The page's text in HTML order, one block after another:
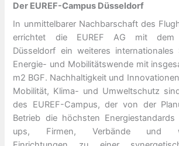
Der EUREF-Campus Düsseldorf
In unmittelbarer Nachbarschaft des
errichtet die EUREF AG mit dem
Düsseldorf ein weiteres internationales
Energie- und Mobilitätswende mit
m2 BGF. Nachhaltigkeit und
Mobilität, Klima- und Umweltschutz
des EUREF-Campus, der von der
Betrieb die höchsten
ups, Firmen, Verbände und